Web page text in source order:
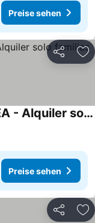
Preise sehen
Teilen
CAPRI GANDIA PRIMERA LÍNEA - Alquiler solo familias
Preise sehen
Teilen